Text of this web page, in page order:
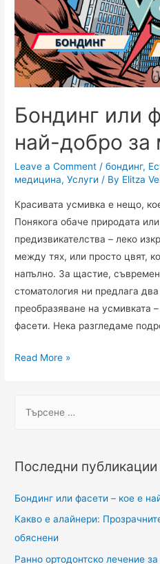
Бондинг или
най-добро за
Leave a Comment /бондинг,
медицина,Услуги / By Elitza
Красивата усмивка е нещо,
Понякога обаче природата
предизвикателства – леко
между тях, или просто цвят,
напълно. За щастие,
стоматология ни предлага
преобразяване на усмивката
фасети. Нека разгледаме
Read More »
Последни публикации
Бондинг или фасети – кое е
Какво е алайнери:
обяснени
Ранно ортодонтско лечение